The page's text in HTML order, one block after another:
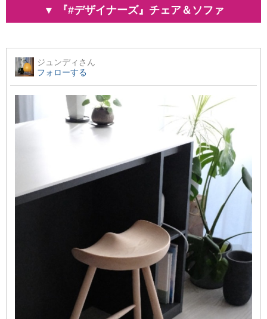
▼ 『#デザイナーズ』チェア＆ソファ
ジュンディ さん
フォローする